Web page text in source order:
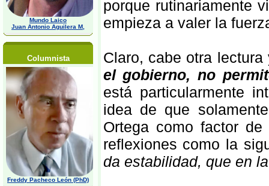
Mundo Laico
Juan Antonio Aguilera M,
Columnista
Freddy Pacheco León (PhD)
porque rutinariamente
empieza a valer la
Claro, cabe otra
el gobierno, no
está particularmente
idea de que
Ortega como factor
reflexiones como la
da estabilidad, que en